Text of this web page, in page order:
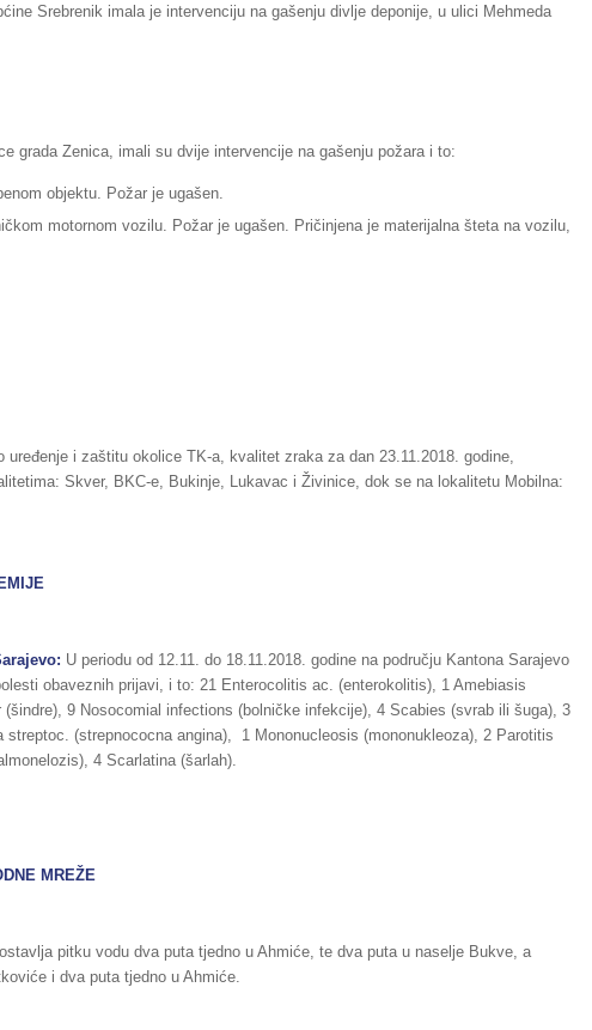
Srebrenik imala je intervenciju na gašenju divlje deponije, u ulici Mehmeda
grada Zenica, imali su dvije intervencije na gašenju požara i to:
objektu. Požar je ugašen.
motornom vozilu. Požar je ugašen. Pričinjena je materijalna šteta na vozilu,
i zaštitu okolice TK-a, kvalitet zraka za dan 23.11.2018. godine,
Skver, BKC-e, Bukinje, Lukavac i Živinice, dok se na lokalitetu Mobilna:
U periodu od 12.11. do 18.11.2018. godine na području Kantona Sarajevo
obaveznih prijavi, i to: 21 Enterocolitis ac. (enterokolitis), 1 Amebiasis
9 Nosocomial infections (bolničke infekcije), 4 Scabies (svrab ili šuga), 3
streptoc. (strepnococna angina), 1 Mononucleosis (mononukleoza), 2 Parotitis
4 Scarlatina (šarlah).
MREŽE
pitku vodu dva puta tjedno u Ahmiće, te dva puta u naselje Bukve, a
i dva puta tjedno u Ahmiće.